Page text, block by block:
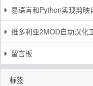
易语言和Python实现剪映
维多利亚2MOD自助汉化
留言板
标签